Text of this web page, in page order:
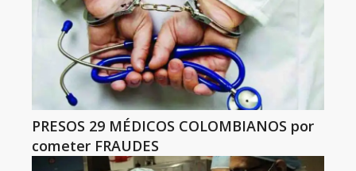
PRESOS 29 MÉDICOS COLOMBIANOS por
cometer FRAUDES